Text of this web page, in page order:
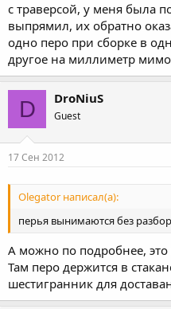
с траверсой, у меня была
выпрямил, их обратно
одно перо при сборке в
другое на миллиметр мимо
D DroNiuS
Guest
17 Сен 2012
Olegator написал(а):
перья вынимаются без
А можно по подробнее, это
Там перо держится в
шестигранник для